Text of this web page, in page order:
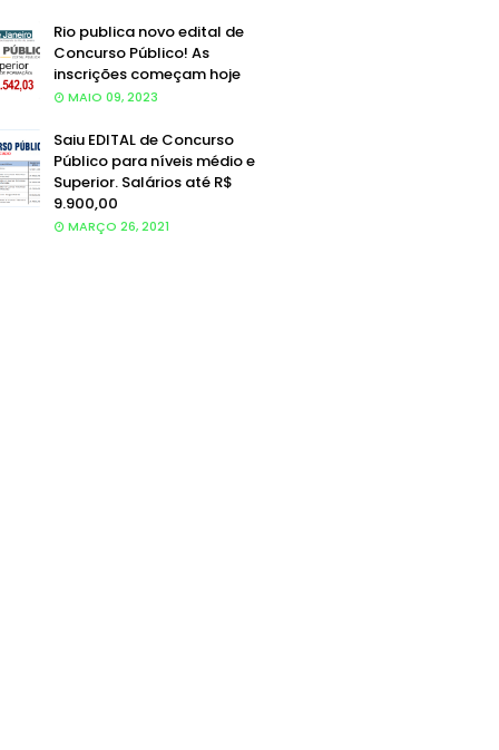
Rio publica novo edital de
Concurso Público! As
inscrições começam hoje
MAIO 09, 2023
Saiu EDITAL de Concurso
Público para níveis médio e
Superior. Salários até R$
9.900,00
MARÇO 26, 2021